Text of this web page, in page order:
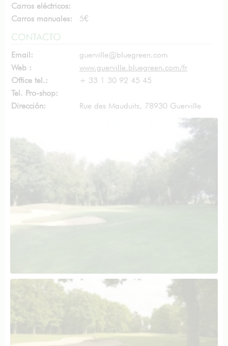
Carros eléctricos:
Carros manuales:
5€
CONTACTO
Email:
guerville@bluegreen.com
Web :
www.guerville.bluegreen.com/fr
Office tel.:
+ 33 1 30 92 45 45
Tel. Pro-shop:
Dirección:
Rue des Mauduits, 78930 Guerville